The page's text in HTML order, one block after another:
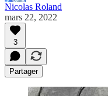
Nicolas Roland
mars 22, 2022
3
Partager